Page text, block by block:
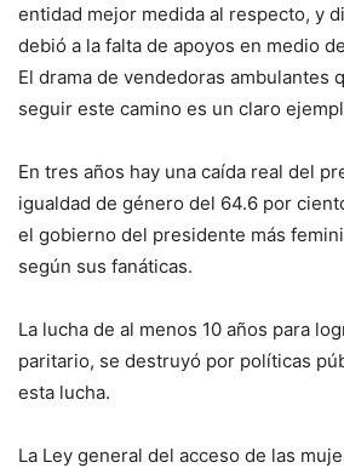
entidad mejor medida al respecto, y
debió a la falta de apoyos en medio
El drama de vendedoras ambulantes
seguir este camino es un claro
En tres años hay una caída real del
igualdad de género del 64.6 por
el gobierno del presidente más
según sus fanáticas.
La lucha de al menos 10 años para
paritario, se destruyó por políticas
esta lucha.
La Ley general del acceso de las